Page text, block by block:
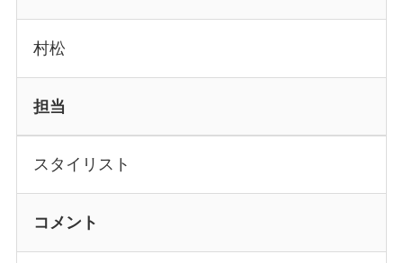
村松
担当
スタイリスト
コメント